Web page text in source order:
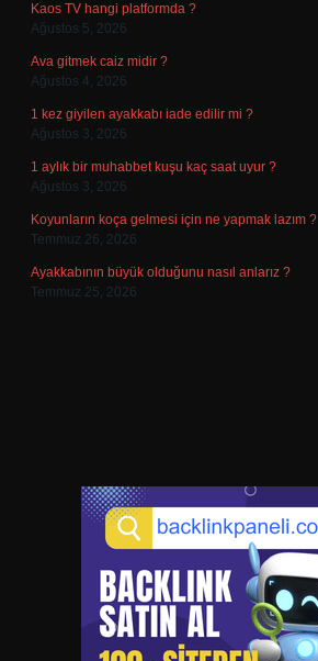
Kaos TV hangi platformda ?
Ağustos 5, 2026
Ava gitmek caiz midir ?
Ağustos 4, 2026
1 kez giyilen ayakkabı iade edilir mi ?
Ağustos 3, 2026
1 aylık bir muhabbet kuşu kaç saat uyur ?
Ağustos 3, 2026
Koyunların koça gelmesi için ne yapmak lazım ?
Temmuz 26, 2026
Ayakkabının büyük olduğunu nasıl anlarız ?
Temmuz 25, 2026